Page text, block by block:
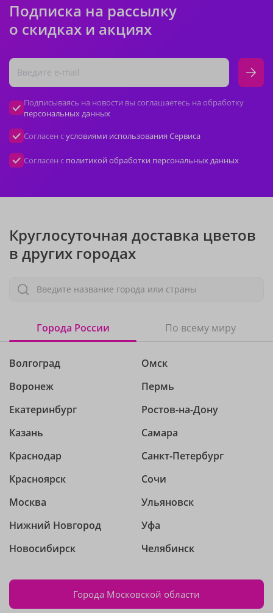
Подписка на рассылку
о скидках и акциях
Подписываясь на новости вы соглашаетесь на обработку
персональных данных
Согласен сусловиями использования Сервиса
Согласен с политикой обработки персональных данных
Круглосуточная доставка цветов
в других городах
Введите название города или страны
Города России По всему миру
Волгоград
Воронеж
Екатеринбург
Казань
Краснодар
Красноярск
Москва
Нижний Новгород
Новосибирск
Омск
Пермь
Ростов-на-Дону
Самара
Санкт-Петербург
Сочи
Ульяновск
Уфа
Челябинск
Города Московской области